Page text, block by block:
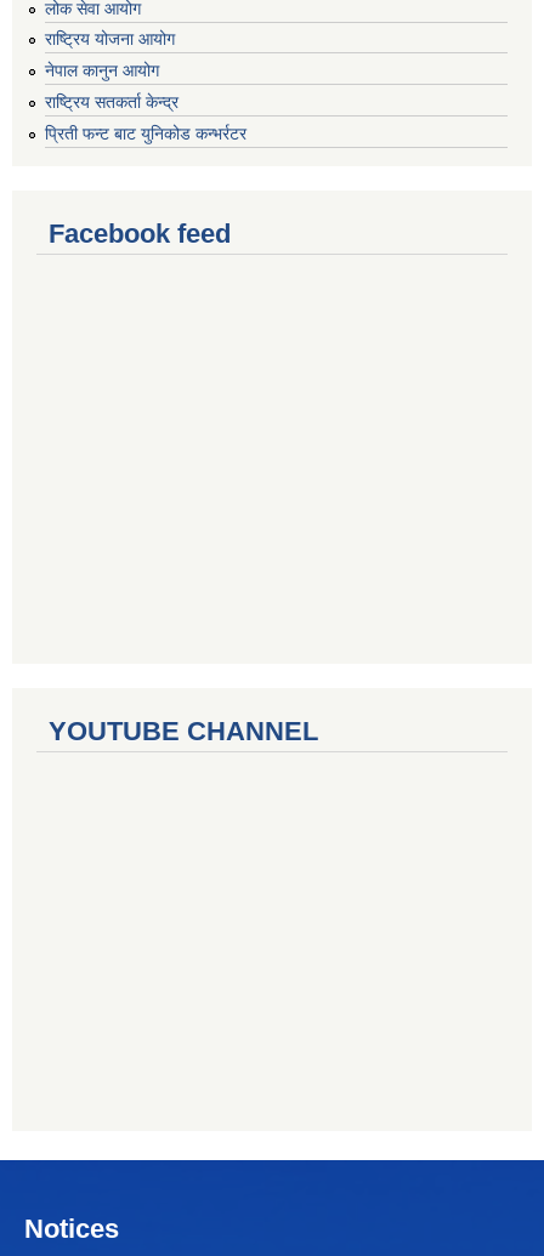
लोक सेवा आयोग
राष्ट्रिय योजना आयोग
नेपाल कानुन आयोग
राष्ट्रिय सतकर्ता केन्द्र
प्रिती फन्ट बाट युनिकोड कन्भर्रटर
Facebook feed
YOUTUBE CHANNEL
Notices